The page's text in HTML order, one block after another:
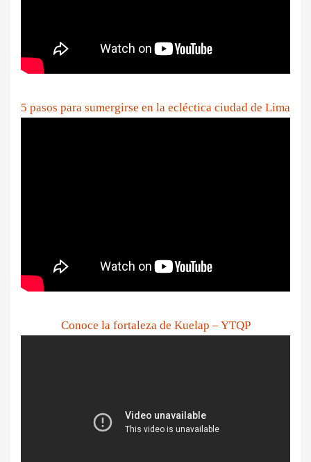
5 pasos para sumergirse en la ecléctica ciudad de Lima
Conoce la fortaleza de Kuelap – YTQP